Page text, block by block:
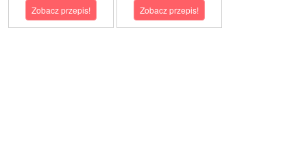
Zobacz przepis! Zobacz przepis!